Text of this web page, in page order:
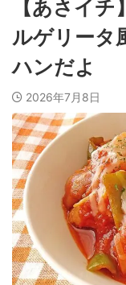
【あさイ
ルゲリータ
ハンだよ
2026年7月8日